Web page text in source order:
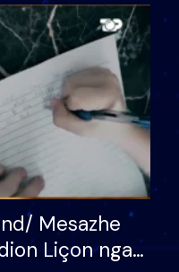
kur…
Mesazhe
Liçon nga